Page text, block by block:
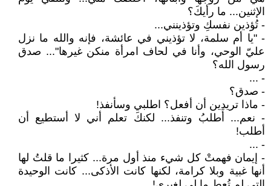
الإثنين... ما رأيكَ؟
- تُؤذين نفسكِ وتؤذينني...
- "يا أم سلمة، لا تؤذيني في عائشة، فإنه والله ما نزل
عليّ الوحي، وأنا في لحاف امرأة منكن غيرها"... صدق
رسول الله؟
- ...
- صدق؟
- ماذا تريدين أن أفعل؟ اطلبي وسأنفذ!
- نعم... أَطلبُ وتنفذ... لكنكَ تعلم أني لا أستطيع أن
أطلب!
- ...
- إيمان فهمتْ كل شيء منذ أول مرة... كثيرا ما قلتُ لها
أنها غبية وبلا كرامة، لكنها كانت الأذكى... كانت الوحيدة